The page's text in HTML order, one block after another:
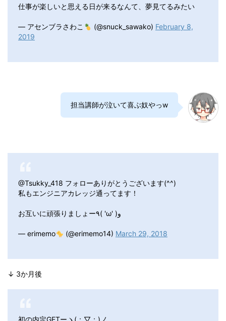
仕事が楽しいと思える日が来るなんて、夢見てるみたい
— アセンブラさわこ (@snuck_sawako) February 8,
2019
担当講師が泣いて喜ぶ奴やっw
@Tsukky_418 フォローありがとうございます(^^)
私もエンジニアカレッジ通ってます！
お互いに頑張りましょー٩( 'ω' )و
— erimemo (@erimemo14) March 29, 2018
↓ 3か月後